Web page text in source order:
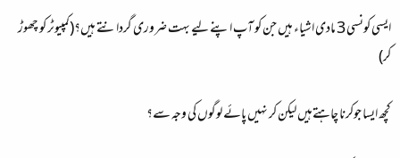
ایسی کونسی 3 مادی اشیاء ہیں جن کو آپ اپنے لیے بہت ضروری گردانتے ہیں؟(کمپیوٹر کو چھوڑ
کر)
کچھ ایسا جوکرنا چاہتےہیں لیکن کر نہیں پائے لوگوں کی وجہ سے؟